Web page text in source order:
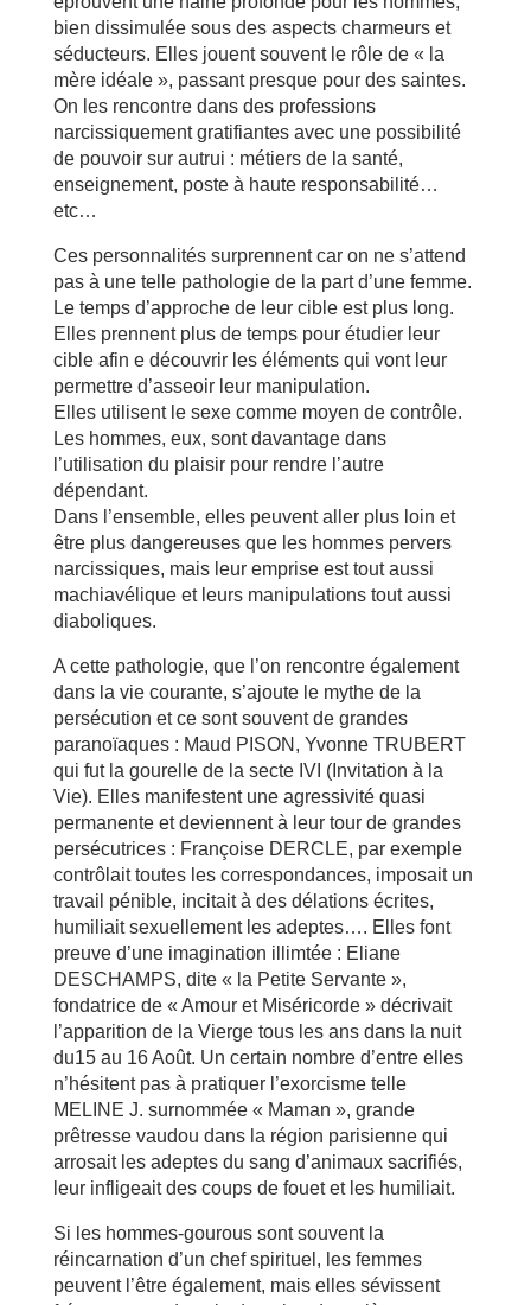
bien dissimulée sous des aspects charmeurs et
séducteurs. Elles jouent souvent le rôle de « la
mère idéale », passant presque pour des saintes.
On les rencontre dans des professions
narcissiquement gratifiantes avec une possibilité
de pouvoir sur autrui : métiers de la santé,
enseignement, poste à haute responsabilité…
etc…
Ces personnalités surprennent car on ne s’attend
pas à une telle pathologie de la part d’une femme.
Le temps d’approche de leur cible est plus long.
Elles prennent plus de temps pour étudier leur
cible afin e découvrir les éléments qui vont leur
permettre d’asseoir leur manipulation.
Elles utilisent le sexe comme moyen de contrôle.
Les hommes, eux, sont davantage dans
l’utilisation du plaisir pour rendre l’autre
dépendant.
Dans l’ensemble, elles peuvent aller plus loin et
être plus dangereuses que les hommes pervers
narcissiques, mais leur emprise est tout aussi
machiavélique et leurs manipulations tout aussi
diaboliques.
A cette pathologie, que l’on rencontre également
dans la vie courante, s’ajoute le mythe de la
persécution et ce sont souvent de grandes
paranoïaques : Maud PISON, Yvonne TRUBERT
qui fut la gourelle de la secte IVI (Invitation à la
Vie). Elles manifestent une agressivité quasi
permanente et deviennent à leur tour de grandes
persécutrices : Françoise DERCLE, par exemple
contrôlait toutes les correspondances, imposait un
travail pénible, incitait à des délations écrites,
humiliait sexuellement les adeptes…. Elles font
preuve d’une imagination illimtée : Eliane
DESCHAMPS, dite « la Petite Servante »,
fondatrice de « Amour et Miséricorde » décrivait
l’apparition de la Vierge tous les ans dans la nuit
du15 au 16 Août. Un certain nombre d’entre elles
n’hésitent pas à pratiquer l’exorcisme telle
MELINE J. surnommée « Maman », grande
prêtresse vaudou dans la région parisienne qui
arrosait les adeptes du sang d’animaux sacrifiés,
leur infligeait des coups de fouet et les humiliait.
Si les hommes-gourous sont souvent la
réincarnation d’un chef spirituel, les femmes
peuvent l’être également, mais elles sévissent